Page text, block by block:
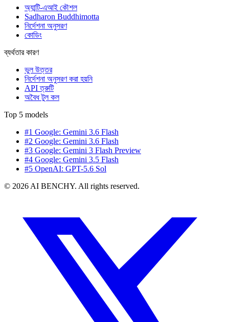
অ্যান্টি-এআই কৌশল
Sadharon Buddhimotta
নির্দেশনা অনুসরণ
কোডিং
ব্যর্থতার কারণ
ভুল উত্তর
নির্দেশনা অনুসরণ করা হয়নি
API ত্রুটি
অবৈধ টুল কল
Top 5 models
#1 Google: Gemini 3.6 Flash
#2 Google: Gemini 3.6 Flash
#3 Google: Gemini 3 Flash Preview
#4 Google: Gemini 3.5 Flash
#5 OpenAI: GPT-5.6 Sol
© 2026 AI BENCHY. All rights reserved.